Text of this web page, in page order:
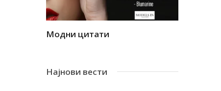
Модни цитати
Најнови вести